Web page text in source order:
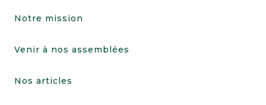
Notre mission
Venir à nos assemblées
Nos articles